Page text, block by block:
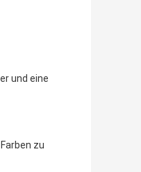
und eine
zu